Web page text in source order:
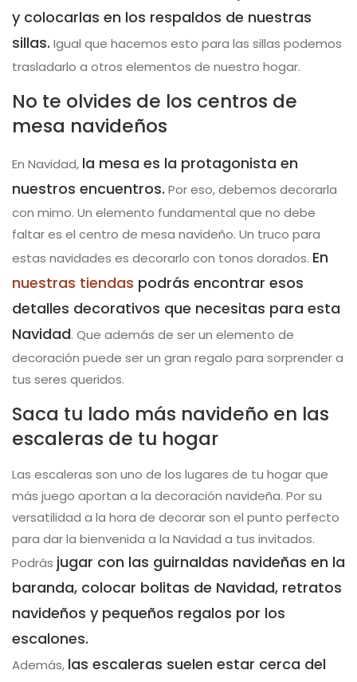
y colocarlas en los respaldos de nuestras
sillas. Igual que hacemos esto para las sillas podemos
trasladarlo a otros elementos de nuestro hogar.
No te olvides de los centros de
mesa navideños
En Navidad, la mesa es la protagonista en
nuestros encuentros. Por eso, debemos decorarla
con mimo. Un elemento fundamental que no debe
faltar es el centro de mesa navideño. Un truco para
estas navidades es decorarlo con tonos dorados. En
nuestras tiendas podrás encontrar esos
detalles decorativos que necesitas para esta
Navidad. Que además de ser un elemento de
decoración puede ser un gran regalo para sorprender a
tus seres queridos.
Saca tu lado más navideño en las
escaleras de tu hogar
Las escaleras son uno de los lugares de tu hogar que
más juego aportan a la decoración navideña. Por su
versatilidad a la hora de decorar son el punto perfecto
para dar la bienvenida a la Navidad a tus invitados.
Podrás jugar con las guirnaldas navideñas en la
baranda, colocar bolitas de Navidad, retratos
navideños y pequeños regalos por los
escalones.
Además, las escaleras suelen estar cerca del